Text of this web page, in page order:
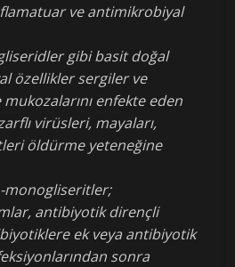
ve antimikrobiyal
gibi basit doğal
özellikler sergiler ve
enfekte eden
virüsleri, mayaları,
öldürme yeteneğine
monogliseritler;
antibiyotik dirençli
ek veya antibiyotik
sonra